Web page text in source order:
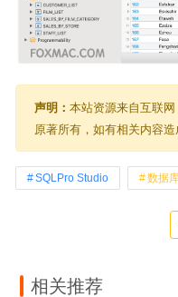
声明： 本站资源来自互联
原著所有，如有相关内容
SQLPro Studio 数据
相关推荐